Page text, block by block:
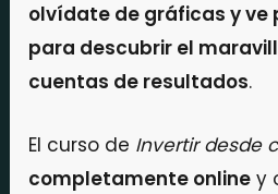
olvídate de gráficas y ve
para descubrir el
cuentas de resultados.
El curso de Invertir desde
completamente online y